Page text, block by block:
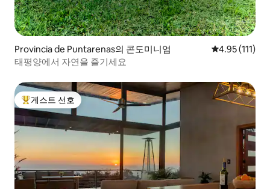
Provincia de Puntarenas의 콘도미니엄 평점 4.95점(5
4.95 (111)
태평양에서 자연을 즐기세요
상위 게스트 선호
게스트 선호